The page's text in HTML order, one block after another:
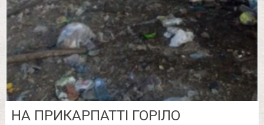
НА ПРИКАРПАТТІ ГОРІЛО